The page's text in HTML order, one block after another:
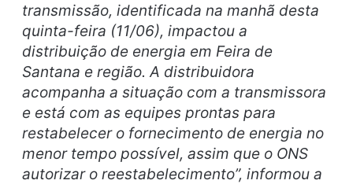
transmissão, identificada na manhã desta
quinta-feira (11/06), impactou a
distribuição de energia em Feira de
Santana e região. A distribuidora
acompanha a situação com a transmissora
e está com as equipes prontas para
restabelecer o fornecimento de energia no
menor tempo possível, assim que o ONS
autorizar o reestabelecimento”, informou a